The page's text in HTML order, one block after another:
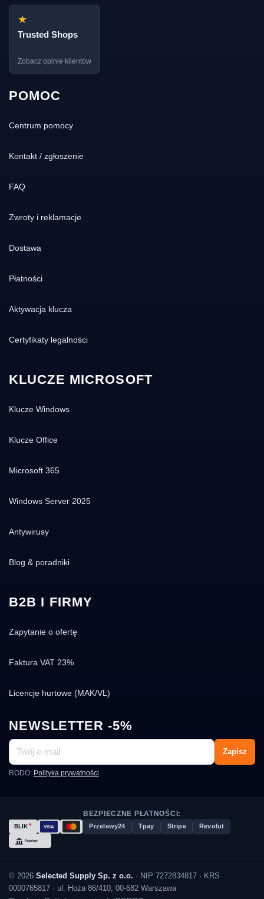
★
Trusted Shops
Zobacz opinie klientów
POMOC
Centrum pomocy
Kontakt / zgłoszenie
FAQ
Zwroty i reklamacje
Dostawa
Płatności
Aktywacja klucza
Certyfikaty legalności
KLUCZE MICROSOFT
Klucze Windows
Klucze Office
Microsoft 365
Windows Server 2025
Antywirusy
Blog & poradniki
B2B I FIRMY
Zapytanie o ofertę
Faktura VAT 23%
Licencje hurtowe (MAK/VL)
NEWSLETTER -5%
Zapisz
RODO: Polityka prywatności
BEZPIECZNE PŁATNOŚCI:
Przelewy24 Tpay Stripe Revolut
© 2026 Selected Supply Sp. z o.o. · NIP 7272834817 · KRS
0000765817 · ul. Hoża 86/410, 00-682 Warszawa